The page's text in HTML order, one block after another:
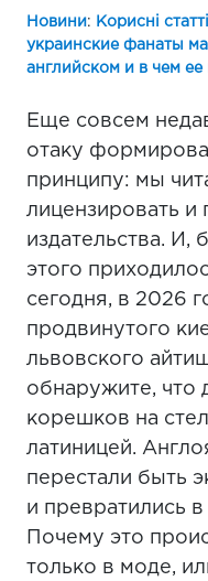
Новини: Корисні статті
украинские фанаты
английском и в чем ее
Еще совсем
отаку
принципу: мы
лицензировать и
издательства. И,
этого
сегодня, в 2026
продвинутого
львовского
обнаружите, что
корешков на
латиницей.
перестали быть
и превратились
Почему это
только в моде,